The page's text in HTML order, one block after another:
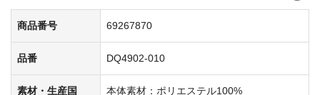
商品番号 69267870
品番 DQ4902-010
素材・生産国 本体素材：ポリエステル100%